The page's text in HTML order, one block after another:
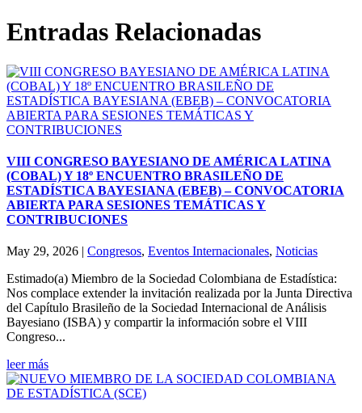
Entradas Relacionadas
VIII CONGRESO BAYESIANO DE AMÉRICA LATINA
(COBAL) Y 18º ENCUENTRO BRASILEÑO DE
ESTADÍSTICA BAYESIANA (EBEB) – CONVOCATORIA
ABIERTA PARA SESIONES TEMÁTICAS Y
CONTRIBUCIONES
May 29, 2026 | Congresos, Eventos Internacionales, Noticias
Estimado(a) Miembro de la Sociedad Colombiana de Estadística:
Nos complace extender la invitación realizada por la Junta Directiva
del Capítulo Brasileño de la Sociedad Internacional de Análisis
Bayesiano (ISBA) y compartir la información sobre el VIII
Congreso...
leer más